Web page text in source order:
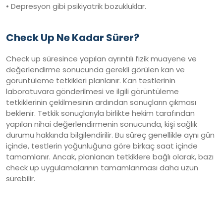
• Depresyon gibi psikiyatrik bozukluklar.
Check Up Ne Kadar Sürer?
Check up süresince yapılan ayrıntılı fizik muayene ve
değerlendirme sonucunda gerekli görülen kan ve
görüntüleme tetkikleri planlanır. Kan testlerinin
laboratuvara gönderilmesi ve ilgili görüntüleme
tetkiklerinin çekilmesinin ardından sonuçların çıkması
beklenir. Tetkik sonuçlarıyla birlikte hekim tarafından
yapılan nihai değerlendirmenin sonucunda, kişi sağlık
durumu hakkında bilgilendirilir. Bu süreç genellikle aynı gün
içinde, testlerin yoğunluğuna göre birkaç saat içinde
tamamlanır. Ancak, planlanan tetkiklere bağlı olarak, bazı
check up uygulamalarının tamamlanması daha uzun
sürebilir.